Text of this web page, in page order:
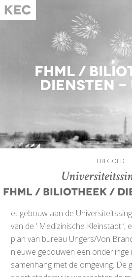
FHML /
Diensten -
ERFGOED
FHML / Biliotheek /
et gebouw aan de
van de ‘ Medizinische Kleinstadt
plan van bureau Ungers/Von
nieuwe gebouwen een onderlinge
samenhang met de omgeving. De